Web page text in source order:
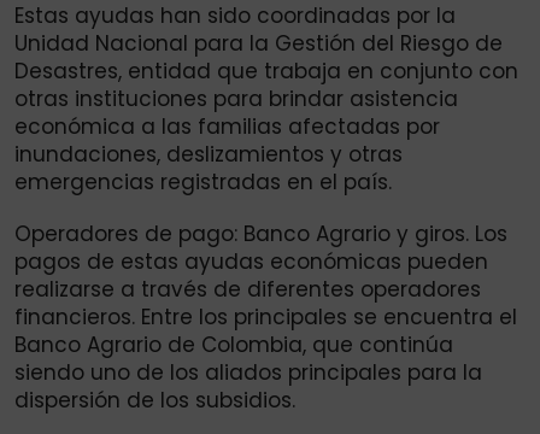
Estas ayudas han sido coordinadas por la
Unidad Nacional para la Gestión del Riesgo de
Desastres, entidad que trabaja en conjunto con
otras instituciones para brindar asistencia
económica a las familias afectadas por
inundaciones, deslizamientos y otras
emergencias registradas en el país.
Operadores de pago: Banco Agrario y giros. Los
pagos de estas ayudas económicas pueden
realizarse a través de diferentes operadores
financieros. Entre los principales se encuentra el
Banco Agrario de Colombia, que continúa
siendo uno de los aliados principales para la
dispersión de los subsidios.